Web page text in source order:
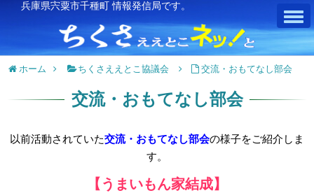
兵庫県宍粟市千種町 情報発信局です。
ホーム ちくさええとこ協議会 交流・おもてなし部会
交流・おもてなし部会
以前活動されていた交流・おもてなし部会の様子をご紹介しま
す。
【うまいもん家結成】